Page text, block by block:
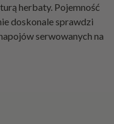
herbaty. Pojemność
doskonale sprawdzi
serwowanych na